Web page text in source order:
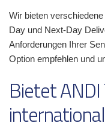
Wir bieten
Day und Next-Day
Anforderungen Ihrer
Option empfehlen und
Bietet